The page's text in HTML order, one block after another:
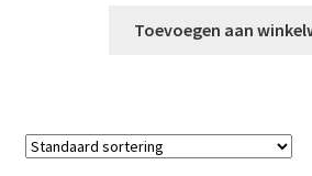
Toevoegen aan